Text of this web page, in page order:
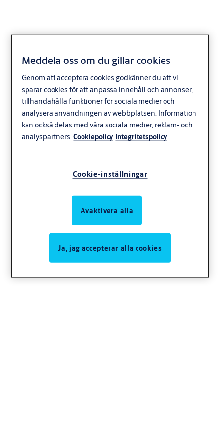
Meddela oss om du gillar cookies
Genom att acceptera cookies godkänner du att vi
sparar cookies för att anpassa innehåll och annonser,
tillhandahålla funktioner för sociala medier och
analysera användningen av webbplatsen. Information
kan också delas med våra sociala medier, reklam- och
analyspartners.Cookiepolicy Integritetspolicy
Cookie-inställningar
Avaktivera alla
Ja, jag accepterar alla cookies